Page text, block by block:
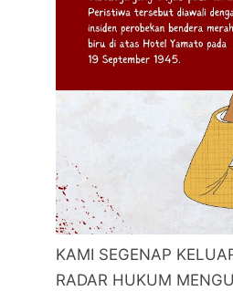
KAMI SEGENAP
RADAR HUKUM